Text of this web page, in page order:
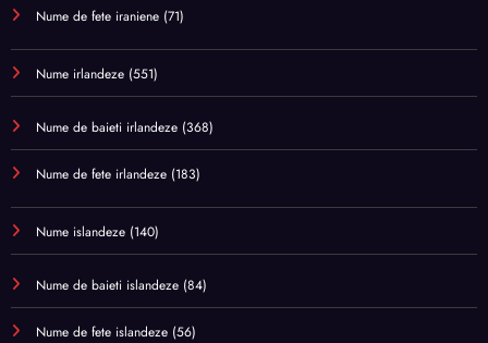
Nume de fete iraniene (71)
Nume irlandeze (551)
Nume de baieti irlandeze (368)
Nume de fete irlandeze (183)
Nume islandeze (140)
Nume de baieti islandeze (84)
Nume de fete islandeze (56)